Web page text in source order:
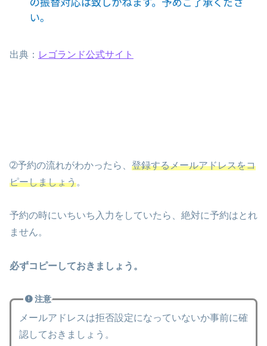
出典： レゴランド公式サイト
➁予約の流れがわかったら、 登録するメールアドレスをコ
ピーしましょう。
予約の時にいちいち入力をしていたら、絶対に予約はとれ
ません。
必ずコピーしておきましょう。
注意
メールアドレスは拒否設定になっていないか事前に確
認しておきましょう。